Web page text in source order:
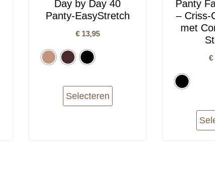
Day by Day 40
Panty-EasyStretch
€13,95
Selecteren
Panty
– Criss-
met
€